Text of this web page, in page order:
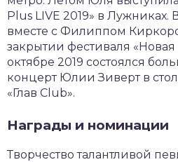
Plus LIVE 2019» в Лужниках.
вместе с Филиппом
закрытии фестиваля «Новая
октябре 2019 состоялся
концерт Юлии Зиверт в
«Глав Club».
Награды и номинации
Творчество талантливой